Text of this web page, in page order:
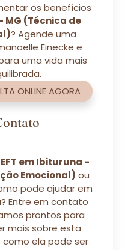
os benefícios
MG (Técnica de
? Agende uma
Einecke e
uma vida mais
ONLINE AGORA
EFT em Ibituruna -
Emocional) ou
pode ajudar em
Entre em contato
prontos para
mais sobre esta
ela pode ser